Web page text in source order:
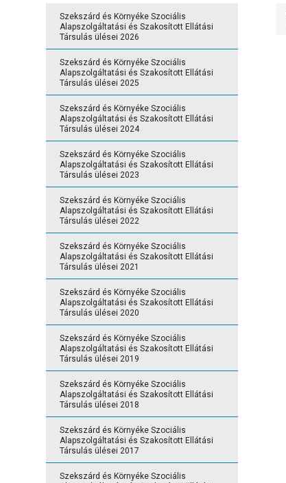
Szekszárd és Környéke Szociális
Alapszolgáltatási és Szakosított Ellátási
Társulás ülései 2026
Szekszárd és Környéke Szociális
Alapszolgáltatási és Szakosított Ellátási
Társulás ülései 2025
Szekszárd és Környéke Szociális
Alapszolgáltatási és Szakosított Ellátási
Társulás ülései 2024
Szekszárd és Környéke Szociális
Alapszolgáltatási és Szakosított Ellátási
Társulás ülései 2023
Szekszárd és Környéke Szociális
Alapszolgáltatási és Szakosított Ellátási
Társulás ülései 2022
Szekszárd és Környéke Szociális
Alapszolgáltatási és Szakosított Ellátási
Társulás ülései 2021
Szekszárd és Környéke Szociális
Alapszolgáltatási és Szakosított Ellátási
Társulás ülései 2020
Szekszárd és Környéke Szociális
Alapszolgáltatási és Szakosított Ellátási
Társulás ülései 2019
Szekszárd és Környéke Szociális
Alapszolgáltatási és Szakosított Ellátási
Társulás ülései 2018
Szekszárd és Környéke Szociális
Alapszolgáltatási és Szakosított Ellátási
Társulás ülései 2017
Szekszárd és Környéke Szociális